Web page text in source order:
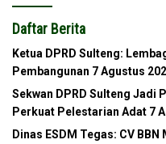
Daftar Berita
Ketua DPRD Sulteng:
Pembangunan 7 Agustus
Sekwan DPRD Sulteng Jadi
Perkuat Pelestarian Adat 7
Dinas ESDM Tegas: CV